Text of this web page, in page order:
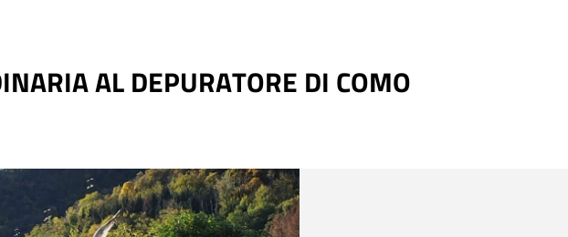
AL DEPURATORE DI COMO